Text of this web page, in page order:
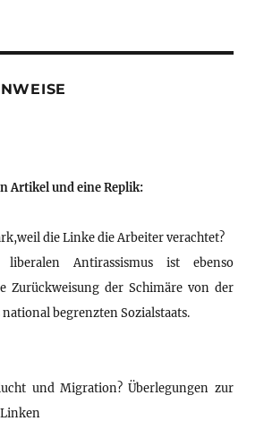
Artikel und eine Replik:
die Linke die Arbeiter verachtet?
Antirassismus ist ebenso
Zurückweisung der Schimäre von der
begrenzten Sozialstaats.
und Migration? Überlegungen zur